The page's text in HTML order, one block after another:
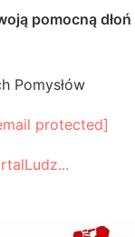
pomocną
Pomysłów
protected]